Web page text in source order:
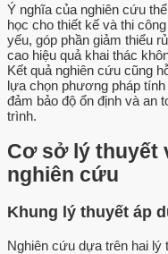
Ý nghĩa của nghiên cứu
học cho thiết kế và thi
yếu, góp phần giảm thiểu
cao hiệu quả khai thác
Kết quả nghiên cứu cũng
lựa chọn phương pháp
đảm bảo độ ổn định và an
trình.
Cơ sở lý thuyết
nghiên cứu
Khung lý thuyết áp
Nghiên cứu dựa trên hai lý